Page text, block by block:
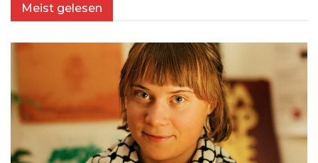
Meist gelesen